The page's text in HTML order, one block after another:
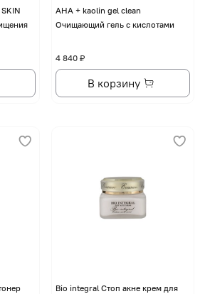
AHA + kaolin gel clean
Очищающий гель с кислотами
4 840 ₽
В корзину
Bio integral Стоп акне крем для